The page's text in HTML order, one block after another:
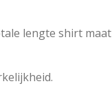
lengte shirt maat